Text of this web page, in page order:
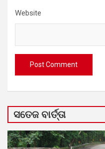
Website
ସତେଜ ବାର୍ତ୍ତା